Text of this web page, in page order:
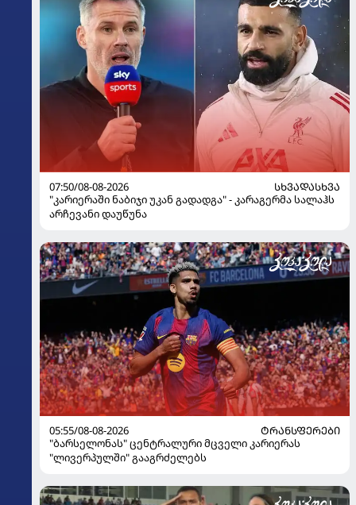
07:50/08-08-2026
ᲡᲮᲕᲐᲓᲐᲡᲮᲕᲐ
"კარიერაში ნაბიჯი უკან გადადგა" - კარაგერმა სალაჰს
არჩევანი დაუწუნა
05:55/08-08-2026
ᲢᲠᲐᲜᲡᲤᲔᲠᲔᲑᲘ
"ბარსელონას" ცენტრალური მცველი კარიერას
"ლივერპულში" გააგრძელებს